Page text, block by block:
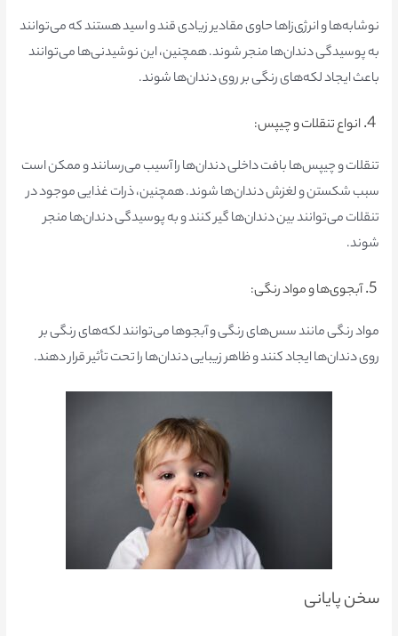
نوشابه‌ها و انرژی‌زاها حاوی مقادیر زیادی قند و اسید هستند که می‌توانند
به پوسیدگی دندان‌ها منجر شوند. همچنین، این نوشیدنی‌ها می‌توانند
باعث ایجاد لکه‌های رنگی بر روی دندان‌ها شوند.
انواع تنقلات و چیپس:
تنقلات و چیپس‌ها بافت داخلی دندان‌ها را آسیب می‌رسانند و ممکن است
سبب شکستن و لغزش دندان‌ها شوند. همچنین، ذرات غذایی موجود در
تنقلات می‌توانند بین دندان‌ها گیر کنند و به پوسیدگی دندان‌ها منجر
شوند.
5.
آبجوی‌ها و مواد رنگی:
مواد رنگی مانند سس‌های رنگی و آبجوها می‌توانند لکه‌های رنگی بر
روی دندان‌ها ایجاد کنند و ظاهر زیبایی دندان‌ها را تحت تأثیر قرار دهند.
سخن پایانی